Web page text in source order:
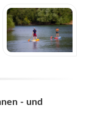
- und